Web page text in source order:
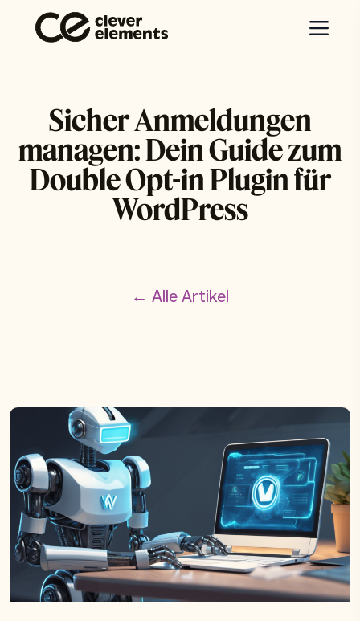
Sicher Anmeldungen
managen: Dein Guide zum
Double Opt-in Plugin für
WordPress
← Alle Artikel